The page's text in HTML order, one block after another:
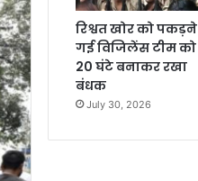
रिश्वत खोर को पकड़ने
गई विजिलेंस टीम को
20 घंटे बनाकर रखा
बंधक
July 30, 2026